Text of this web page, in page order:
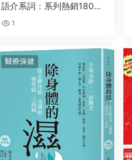
語介系詞：系列熱銷180萬
冊！免背免猜，一本讓你讀
詞寶典
1
醫療保健